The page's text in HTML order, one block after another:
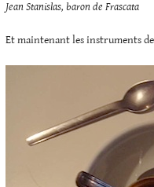
Jean Stanislas, baron de Frascata
Et maintenant les instruments